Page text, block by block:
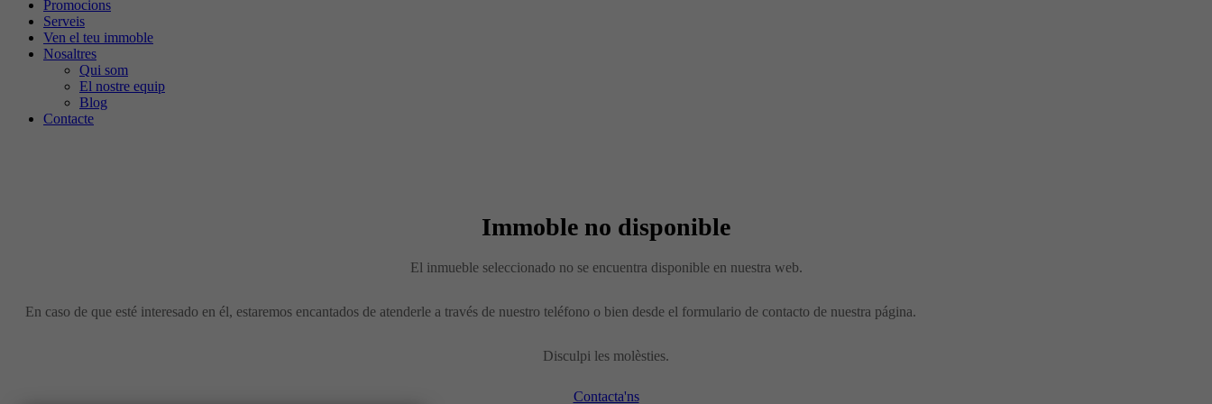
Promocions
Serveis
Ven el teu immoble
Nosaltres
Qui som
El nostre equip
Blog
Contacte
Immoble no disponible
El inmueble seleccionado no se encuentra disponible en nuestra web.
En caso de que esté interesado en él, estaremos encantados de atenderle a través de nuestro teléfono o bien desde el formulario de contacto de nuestra página.
Disculpi les molèsties.
Contacta'ns